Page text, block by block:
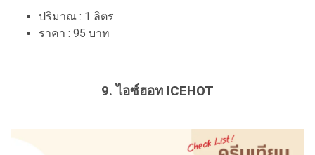
ปริมาณ : 1 ลิตร
ราคา : 95 บาท
9. ไอซ์ฮอท ICEHOT